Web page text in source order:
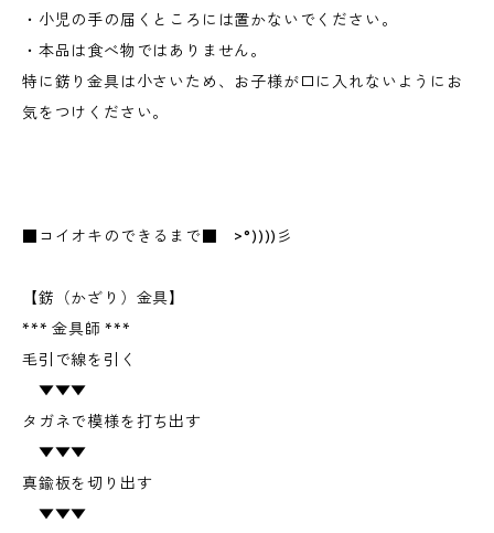
・小児の手の届くところには置かないでください。
・本品は食べ物ではありません。
特に錺り金具は小さいため、お子様が口に入れないようにお
気をつけください。
■コイオキのできるまで■ >°))))彡
【錺（かざり）金具】
*** 金具師 ***
毛引で線を引く
▼▼▼
タガネで模様を打ち出す
▼▼▼
真鍮板を切り出す
▼▼▼